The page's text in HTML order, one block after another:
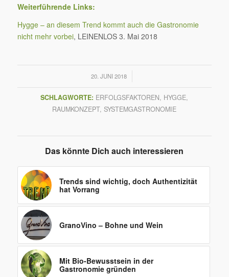
Weiterführende Links:
Hygge – an diesem Trend kommt auch die Gastronomie
nicht mehr vorbei, LEINENLOS 3. Mai 2018
20. JUNI 2018
/
SCHLAGWORTE: ERFOLGSFAKTOREN, HYGGE,
RAUMKONZEPT,SYSTEMGASTRONOMIE
Das könnte Dich auch interessieren
Trends sind wichtig, doch Authentizität
hat Vorrang
GranoVino – Bohne und Wein
Mit Bio-Bewusstsein in der
Gastronomie gründen